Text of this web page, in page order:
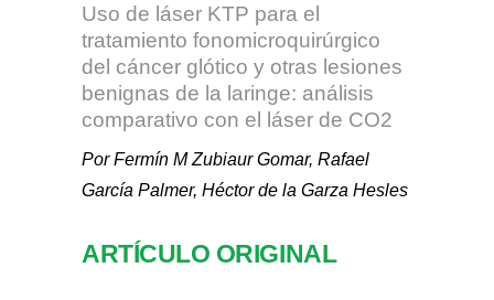
Uso de láser KTP para el
tratamiento fonomicroquirúrgico
del cáncer glótico y otras lesiones
benignas de la laringe: análisis
comparativo con el láser de CO2
Por Fermín M Zubiaur Gomar, Rafael
García Palmer, Héctor de la Garza Hesles
ARTÍCULO ORIGINAL